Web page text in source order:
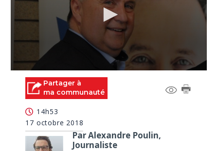
seconds
seconds
Partager à
ma communauté
14h53
17 octobre 2018
Par Alexandre Poulin,
Journaliste